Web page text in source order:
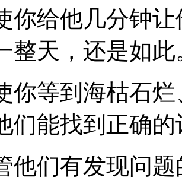
给他几分钟让
整天，还是如此
等到海枯石烂
们能找到正确
们有发现问题